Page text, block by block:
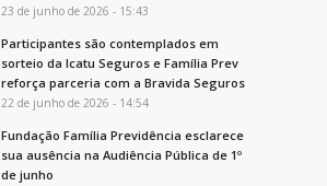
23 de junho de 2026 - 15:43
Participantes são contemplados em
sorteio da Icatu Seguros e Família Prev
reforça parceria com a Bravida Seguros
22 de junho de 2026 - 14:54
Fundação Família Previdência esclarece
sua ausência na Audiência Pública de 1º
de junho